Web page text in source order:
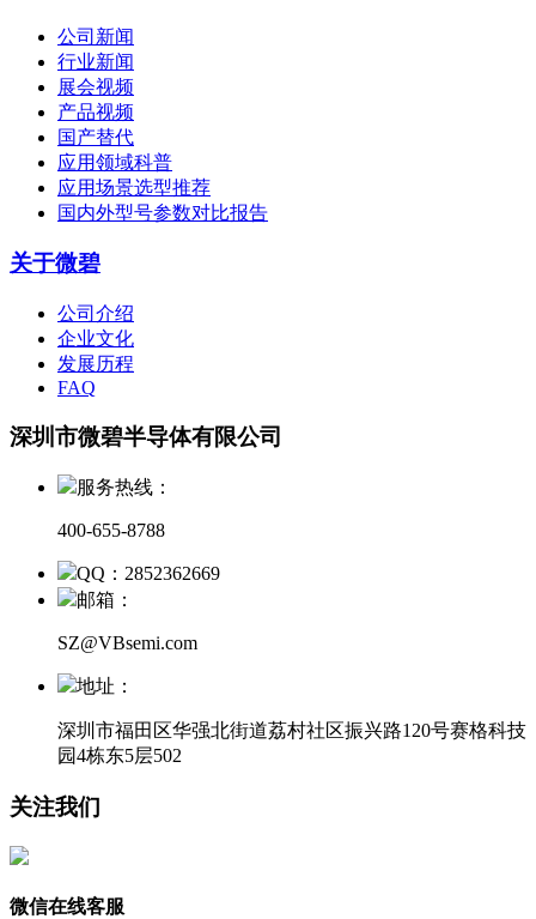
公司新闻
行业新闻
展会视频
产品视频
国产替代
应用领域科普
应用场景选型推荐
国内外型号参数对比报告
关于微碧
公司介绍
企业文化
发展历程
FAQ
深圳市微碧半导体有限公司
服务热线：
400-655-8788
QQ：2852362669
邮箱：
SZ@VBsemi.com
地址：
深圳市福田区华强北街道荔村社区振兴路120号赛格科技
园4栋东5层502
关注我们
微信在线客服